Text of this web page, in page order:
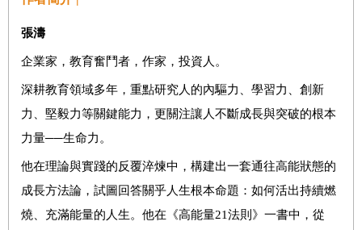
張濤
企業家，教育奮鬥者，作家，投資人。
深耕教育領域多年，重點研究人的內驅力、學習力、創新
力、堅毅力等關鍵能力，更關注讓人不斷成長與突破的根本
力量──生命力。
他在理論與實踐的反覆淬煉中，構建出一套通往高能狀態的
成長方法論，試圖回答關乎人生根本命題：如何活出持續燃
燒、充滿能量的人生。他在《高能量21法則》一書中，從